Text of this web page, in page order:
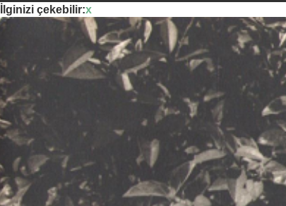
İlginizi çekebilir:x